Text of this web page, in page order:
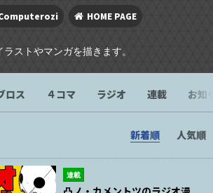
HOME PAGE
ストやマンガを描きます。
ロス ４コマ ラジオ 連載 お知
新着順 人気順
連載